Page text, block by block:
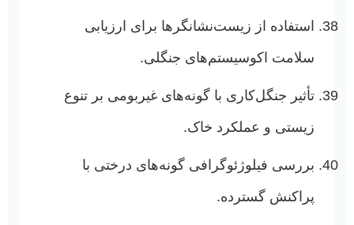
استفاده از زیست‌نشانگرها برای ارزیابی
سلامت اکوسیستم‌های جنگلی.
تأثیر جنگل‌کاری با گونه‌های غیربومی بر تنوع
زیستی و عملکرد خاک.
بررسی فیلوژئوگرافی گونه‌های درختی با
پراکنش گسترده.